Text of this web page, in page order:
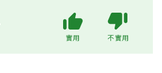
實用 不實用